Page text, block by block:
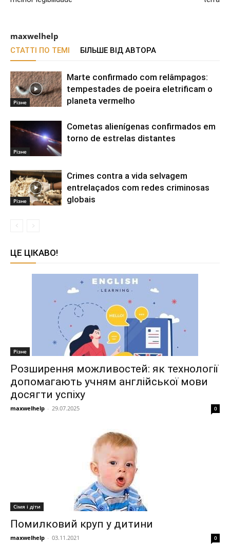
maxwelhelp
СТАТТІ ПО ТЕМІ БІЛЬШЕ ВІД АВТОРА
Різне
Marte confirmado com relâmpagos:
tempestades de poeira eletrificam o
planeta vermelho
Різне
Cometas alienígenas confirmados em
torno de estrelas distantes
Різне
Crimes contra a vida selvagem
entrelaçados com redes criminosas
globais
ЦЕ ЦІКАВО!
Різне
Розширення можливостей: як технології
допомагають учням англійської мови
досягти успіху
maxwelhelp - 29.07.2025 0
Сімя і діти
Помилковий круп у дитини
maxwelhelp - 03.11.2021 0